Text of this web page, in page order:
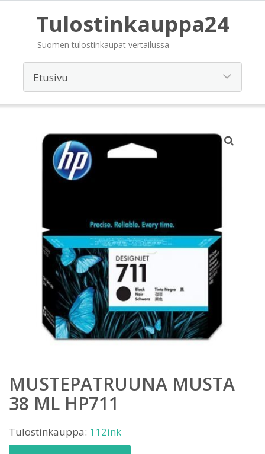
Tulostinkauppa24
Suomen tulostinkaupat vertailussa
MUSTEPATRUUNA MUSTA
38 ML HP711
Tulostinkauppa: 112ink